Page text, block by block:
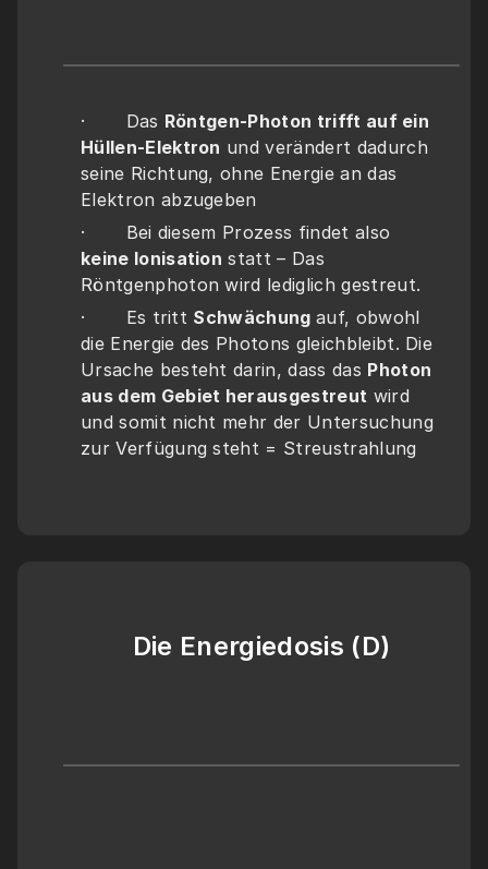
·       Das Röntgen-Photon trifft auf ein
Hüllen-Elektron und verändert dadurch
seine Richtung, ohne Energie an das
Elektron abzugeben
·       Bei diesem Prozess findet also
keine Ionisation statt – Das
Röntgenphoton wird lediglich gestreut.
·       Es tritt Schwächung auf, obwohl
die Energie des Photons gleichbleibt. Die
Ursache besteht darin, dass das Photon
aus dem Gebiet herausgestreut wird
und somit nicht mehr der Untersuchung
zur Verfügung steht = Streustrahlung
Die Energiedosis (D)